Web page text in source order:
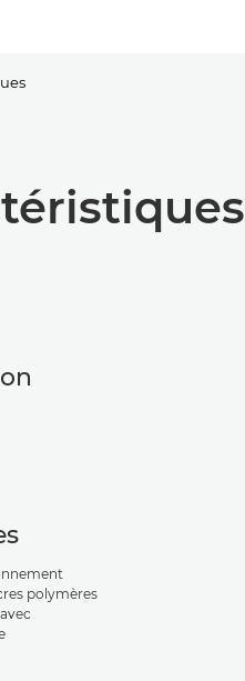
polymères